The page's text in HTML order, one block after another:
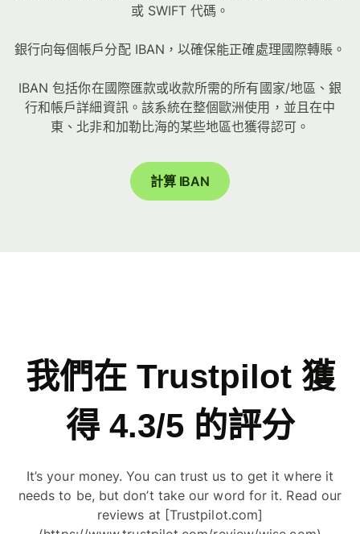
或 SWIFT 代碼。
銀行向每個帳戶分配 IBAN，以確保能正確處理國際轉賬。
IBAN 包括你在國際匯款或收款所需的所有國家/地區、銀
行和帳戶詳細資訊。該系統在整個歐洲使用，並且在中
東、北非和加勒比海的某些地區也獲得認可。
計算 IBAN
我們在 Trustpilot 獲
得 4.3/5 的評分
It’s your money. You can trust us to get it where it
needs to be, but don’t take our word for it. Read our
reviews at [Trustpilot.com]